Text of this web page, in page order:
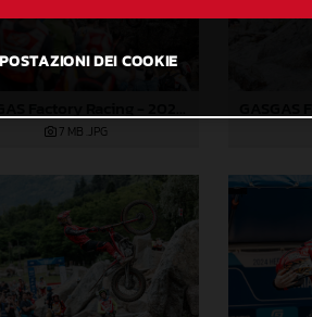
7 MB .JPG
DEI COOKIE